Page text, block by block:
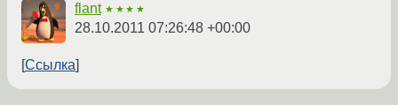
flant ★★★★
28.10.2011 07:26:48 +00:00
Ссылка